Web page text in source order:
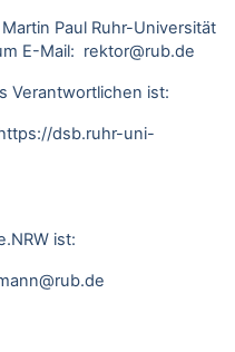
Paul Ruhr-Universität
E-Mail: rektor@rub.de
Verantwortlichen ist:
dsb.ruhr-uni-
ist: